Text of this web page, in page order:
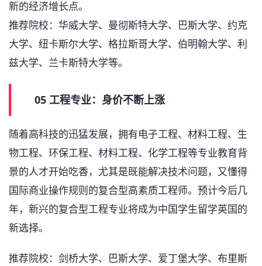
新的经济增长点。
推荐院校：华威大学、曼彻斯特大学、巴斯大学、约克
大学、纽卡斯尔大学、格拉斯哥大学、伯明翰大学、利
兹大学、兰卡斯特大学等。
05 工程专业：身价不断上涨
随着高科技的迅猛发展，拥有电子工程、材料工程、生
物工程、环保工程、材料工程、化学工程等专业教育背
景的人才开始吃香，尤其是既能解决技术问题，又懂得
国际商业操作规则的复合型高素质工程师。预计今后几
年，新兴的复合型工程专业将成为中国学生留学英国的
新选择。
推荐院校：剑桥大学、巴斯大学、爱丁堡大学、布里斯